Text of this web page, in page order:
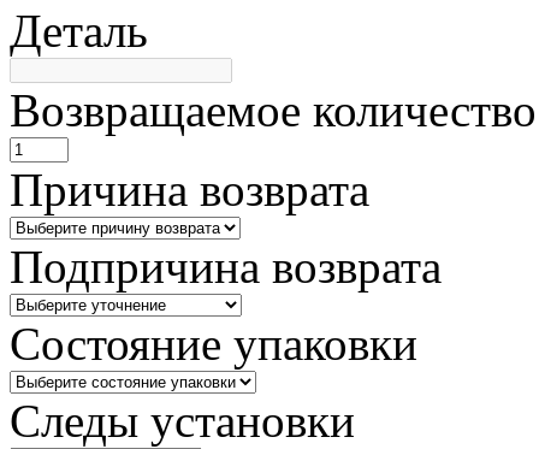
Деталь
Возвращаемое количество
Причина возврата
Подпричина возврата
Состояние упаковки
Следы установки